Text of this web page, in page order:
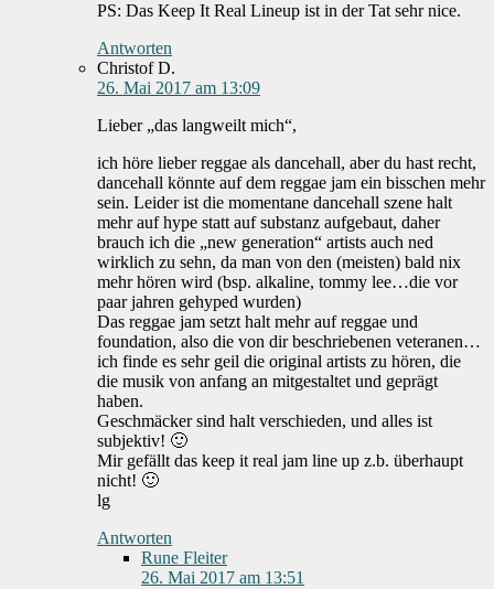
PS: Das Keep It Real Lineup ist in der Tat sehr nice.
Antworten
Christof D.
26. Mai 2017 am 13:09
Lieber „das langweilt mich“,
ich höre lieber reggae als dancehall, aber du hast recht,
dancehall könnte auf dem reggae jam ein bisschen mehr
sein. Leider ist die momentane dancehall szene halt
mehr auf hype statt auf substanz aufgebaut, daher
brauch ich die „new generation“ artists auch ned
wirklich zu sehn, da man von den (meisten) bald nix
mehr hören wird (bsp. alkaline, tommy lee…die vor
paar jahren gehyped wurden)
Das reggae jam setzt halt mehr auf reggae und
foundation, also die von dir beschriebenen veteranen…
ich finde es sehr geil die original artists zu hören, die
die musik von anfang an mitgestaltet und geprägt
haben.
Geschmäcker sind halt verschieden, und alles ist
subjektiv! 🙂
Mir gefällt das keep it real jam line up z.b. überhaupt
nicht! 🙂
lg
Antworten
Rune Fleiter
26. Mai 2017 am 13:51